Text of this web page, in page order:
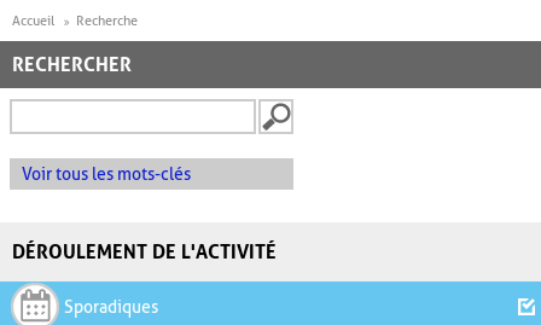
Accueil Recherche
RECHERCHER
Voir tous les mots-clés
DÉROULEMENT DE L'ACTIVITÉ
Sporadiques